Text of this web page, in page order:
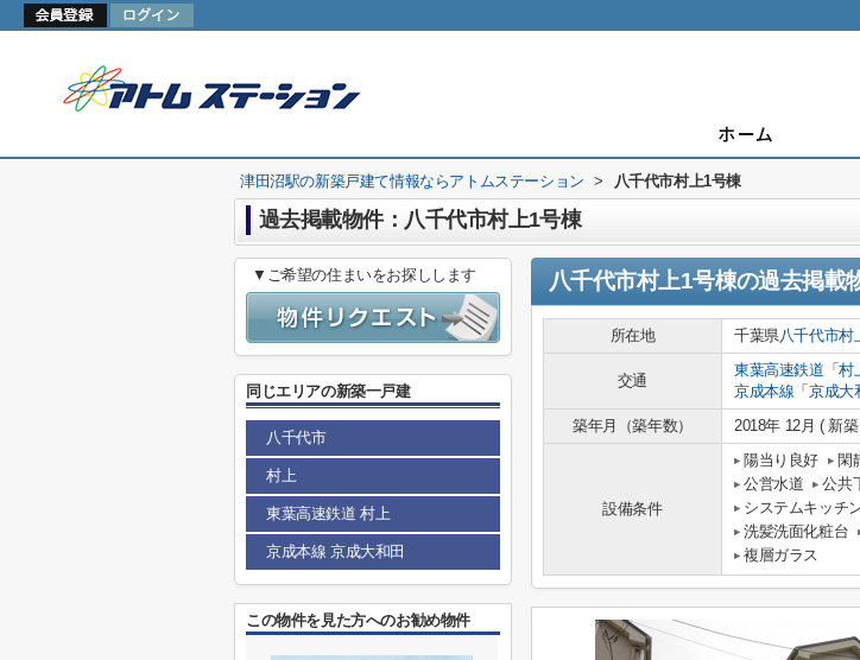
津田沼駅の新築戸建て情報ならアトムステーション > 八千代市村上1号棟
過去掲載物件：八千代市村上1号棟
八千代市村上1号棟の過去掲載
所在地 千葉県八千代市村
交通
東葉高速鉄道 「村
京成本線 「京成大
築年月（築年数）
2018年 12月 ( 新
設備条件
陽当り良好 閑
公営水道
公共
システムキッチ
洗髪洗面化粧台
複層ガラス
▼ご希望の住まいをお探しします
同じエリアの新築一戸建
八千代市
村上
東葉高速鉄道 村上
京成本線 京成大和田
この物件を見た方へのお勧め物件